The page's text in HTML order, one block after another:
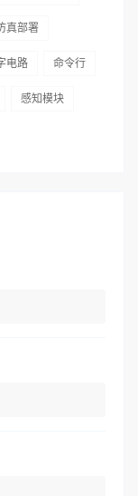
真部署
电路 命令行
感知模块